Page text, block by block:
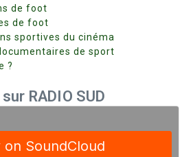
de foot
de foot
sportives du cinéma
de sport
?
RADIO SUD